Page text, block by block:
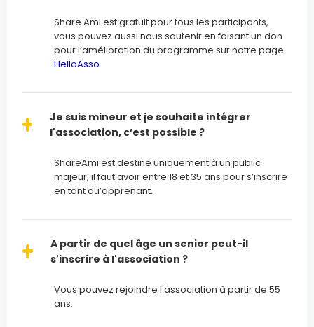
Share Ami est gratuit pour tous les participants,
vous pouvez aussi nous soutenir en faisant un don
pour l’amélioration du programme sur notre page
HelloAsso.
Je suis mineur et je souhaite intégrer
l'association, c’est possible ?
ShareAmi est destiné uniquement à un public
majeur, il faut avoir entre 18 et 35 ans pour s’inscrire
en tant qu’apprenant.
A partir de quel âge un senior peut-il
s'inscrire à l'association ?
Vous pouvez rejoindre l'association à partir de 55
ans.